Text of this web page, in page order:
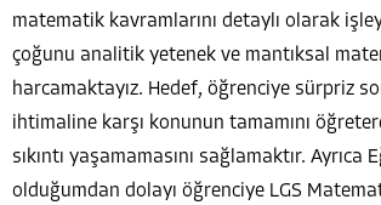
matematik kavramlarını detaylı olarak
çoğunu analitik yetenek ve mantıksal
harcamaktayız. Hedef, öğrenciye sürpriz
ihtimaline karşı konunun tamamını
sıkıntı yaşamamasını sağlamaktır. Ayrıca
olduğumdan dolayı öğrenciye LGS